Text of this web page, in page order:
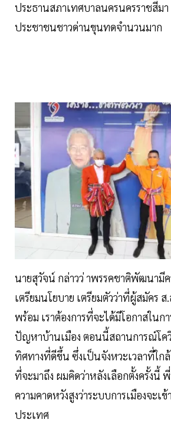
ประธานสภาเทศบาลนครนครราชสีม
ประชาชนชาวด่านขุนทดจำนวนมาก
นายสุวัจน์ กล่าวว่ าพรรคชาติพัฒนามี
เตรียมนโยบาย เตรียมตัวว่าที่ผู้สมัคร
พร้อม เราต้องการที่จะได้มีโอกาสในก
ปัญหาบ้านเมือง ตอนนี้สถานการณ์โค
ทิศทางที่ดีขึ้น ซึ่งเป็นจังหวะเวลาที่ใกล้
ที่จะมาถึง ผมคิดว่าหลังเลือกตั้งครั้งนี้
ความคาดหวังสูงว่าระบบการเมืองจะ
ประเทศ